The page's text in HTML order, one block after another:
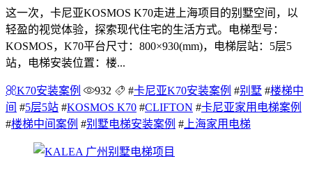
这一次，卡尼亚KOSMOS K70走进上海项目的别墅空间，以
轻盈的视觉体验，探索现代住宅的生活方式。电梯型号：
KOSMOS，K70平台尺寸：800×930(mm)，电梯层站：5层5
站，电梯安装位置：楼...
K70安装案例 932 #卡尼亚K70安装案例 #别墅 #楼梯中
间 #5层5站 #KOSMOS K70 #CLIFTON #卡尼亚家用电梯案例
#楼梯中间案例 #别墅电梯安装案例 #上海家用电梯